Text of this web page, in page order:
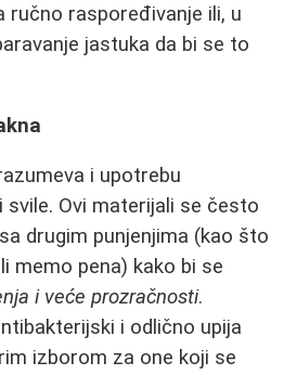
raspoređivanje ili, u
jastuka da bi se to
i upotrebu
i svile. Ovi materijali se često
drugim punjenjima (kao što
memo pena) kako bi se
i veće prozračnosti.
i odlično upija
izborom za one koji se